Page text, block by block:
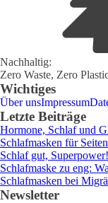
Nachhaltig:
Zero Waste, Zero
Wichtiges
Über unsImpressum
Letzte Beiträge
Hormone, Schlaf und
Schlafmasken für
Schlaf gut, Superpower!
Schlafmaske zu eng:
Schlafmasken bei
Newsletter